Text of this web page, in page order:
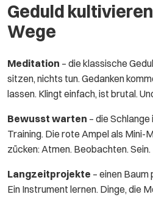
Geduld
Wege
Meditation – die klassische
sitzen, nichts tun. Gedanken
lassen. Klingt einfach, ist brutal.
Bewusst warten – die
Training. Die rote Ampel als Mini-
zücken: Atmen. Beobachten. Sein.
Langzeitprojekte – einen
Ein Instrument lernen. Dinge, die